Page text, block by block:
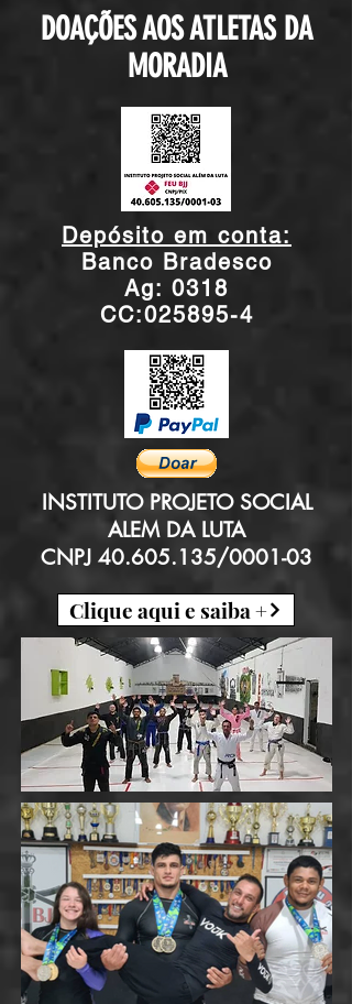
DOAÇÕES AOS ATLETAS DA
MORADIA
Depósito em conta:
Banco Bradesco
Ag: 0318
CC:025895-4
INSTITUTO PROJETO SOCIAL
ALEM DA LUTA
CNPJ 40.605.135/0001-03
Clique aqui e saiba +